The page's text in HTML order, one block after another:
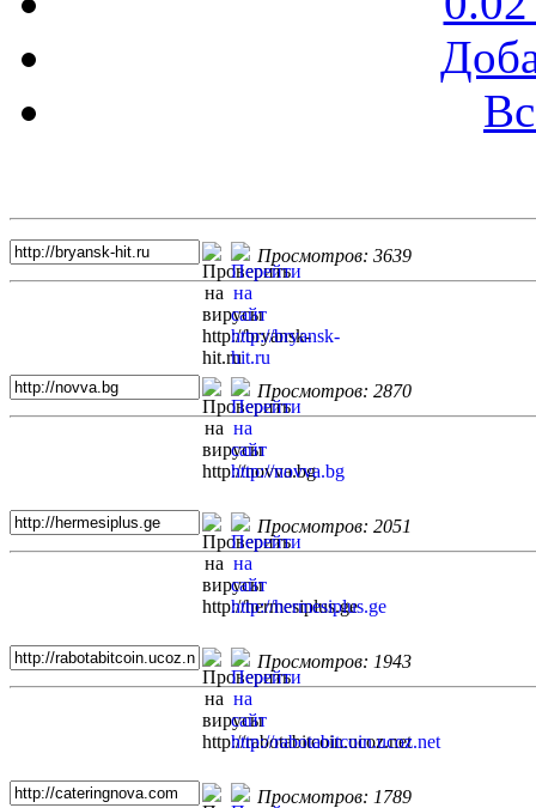
Просмотров: 3639
Просмотров: 2870
Просмотров: 2051
Просмотров: 1943
Просмотров: 1789